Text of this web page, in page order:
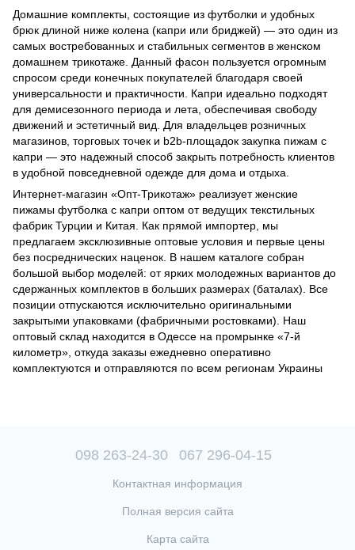
Домашние комплекты, состоящие из футболки и удобных
брюк длиной ниже колена (капри или бриджей) — это один из
самых востребованных и стабильных сегментов в женском
домашнем трикотаже. Данный фасон пользуется огромным
спросом среди конечных покупателей благодаря своей
универсальности и практичности. Капри идеально подходят
для демисезонного периода и лета, обеспечивая свободу
движений и эстетичный вид. Для владельцев розничных
магазинов, торговых точек и b2b-площадок закупка пижам с
капри — это надежный способ закрыть потребность клиентов
в удобной повседневной одежде для дома и отдыха.
Интернет-магазин «Опт-Трикотаж» реализует женские
пижамы футболка с капри оптом от ведущих текстильных
фабрик Турции и Китая. Как прямой импортер, мы
предлагаем эксклюзивные оптовые условия и первые цены
без посреднических наценок. В нашем каталоге собран
большой выбор моделей: от ярких молодежных вариантов до
сдержанных комплектов в больших размерах (баталах). Все
позиции отпускаются исключительно оригинальными
закрытыми упаковками (фабричными ростовками). Наш
оптовый склад находится в Одессе на промрынке «7-й
километр», откуда заказы ежедневно оперативно
комплектуются и отправляются по всем регионам Украины
098 263-24-30 067 296-04-15
Контактная информация
Полная версия сайта
Карта сайта